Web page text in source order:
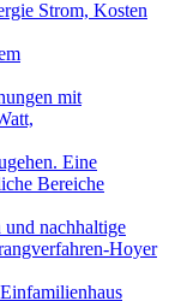
Strom, Kosten
mit
Eine
Bereiche
nachhaltige
Hoyer